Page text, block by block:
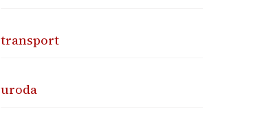
transport
uroda